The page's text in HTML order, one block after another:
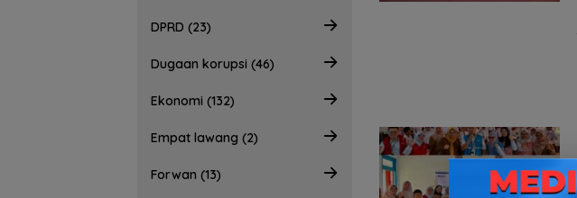
DPRD (23)
Dugaan korupsi (46)
Ekonomi (132)
Empat lawang (2)
Forwan (13)